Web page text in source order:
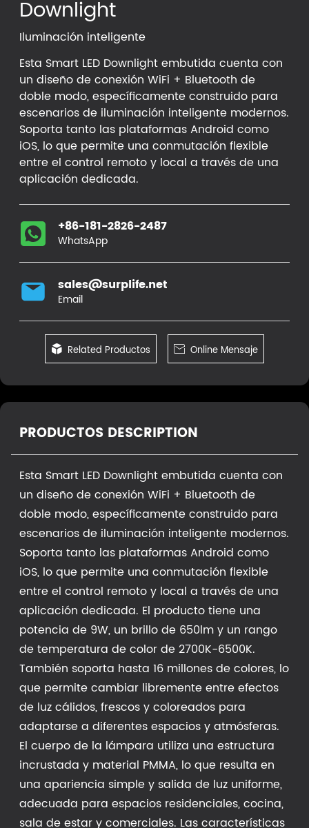
Downlight
Iluminación inteligente
Esta Smart LED Downlight embutida cuenta con
un diseño de conexión WiFi + Bluetooth de
doble modo, específicamente construido para
escenarios de iluminación inteligente modernos.
Soporta tanto las plataformas Android como
iOS, lo que permite una conmutación flexible
entre el control remoto y local a través de una
aplicación dedicada.
+86-181-2826-2487
WhatsApp
sales@surplife.net
Email
 Related Productos  Online Mensaje
PRODUCTOS DESCRIPTION
Esta Smart LED Downlight embutida cuenta con
un diseño de conexión WiFi + Bluetooth de
doble modo, específicamente construido para
escenarios de iluminación inteligente modernos.
Soporta tanto las plataformas Android como
iOS, lo que permite una conmutación flexible
entre el control remoto y local a través de una
aplicación dedicada. El producto tiene una
potencia de 9W, un brillo de 650lm y un rango
de temperatura de color de 2700K-6500K.
También soporta hasta 16 millones de colores, lo
que permite cambiar libremente entre efectos
de luz cálidos, frescos y coloreados para
adaptarse a diferentes espacios y atmósferas.
El cuerpo de la lámpara utiliza una estructura
incrustada y material PMMA, lo que resulta en
una apariencia simple y salida de luz uniforme,
adecuada para espacios residenciales, cocina,
sala de estar y comerciales. Las características